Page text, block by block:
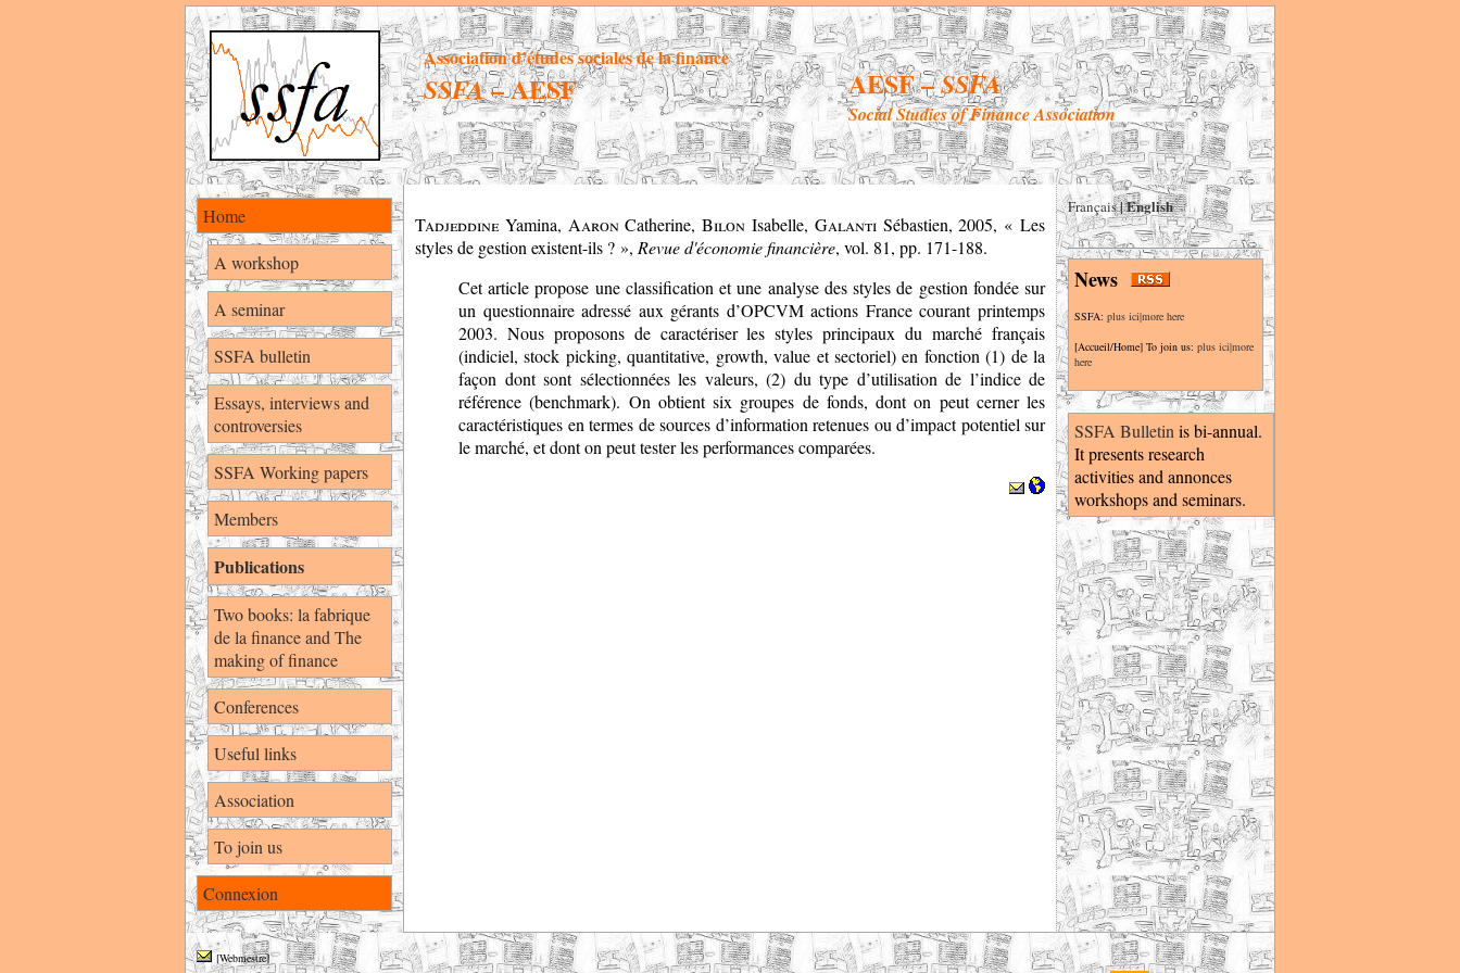
Association d’études sociales de la finance
SSFA– AESF AESF –SSFA
Social Studies of Finance Association
Home
A workshop
A seminar
SSFA bulletin
Essays, interviews and
controversies
SSFA Working papers
Members
Publications
Two books: la fabrique
de la finance and The
making of finance
Conferences
Useful links
Association
To join us
Connexion
Tadjeddine Yamina, AaronCatherine, BilonIsabelle, Galanti Sébastien,2005, « Les
styles de gestion existent-ils ? », Revue d'économie financière, vol. 81, pp. 171-188.
Cet article propose une classification et une analyse des styles de gestion fondée sur
un questionnaire adressé aux gérants d’OPCVM actions France courant printemps
2003. Nous proposons de caractériser les styles principaux du marché français
(indiciel, stock picking, quantitative, growth, value et sectoriel) en fonction (1) de la
façon dont sont sélectionnées les valeurs, (2) du type d’utilisation de l’indice de
référence (benchmark). On obtient six groupes de fonds, dont on peut cerner les
caractéristiques en termes de sources d’information retenues ou d’impact potentiel sur
le marché, et dont on peut tester les performances comparées.
Français|English
News
SSFA: plus ici|more here
[Accueil/Home] To join us: plus ici|more
here
SSFA Bulletin isbi-annual.
It presents research
activities and annonces
workshops and seminars.
[Webmestre]